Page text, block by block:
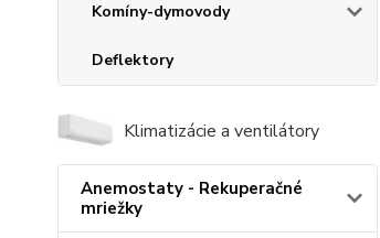
Komíny-dymovody
Deflektory
Klimatizácie a ventilátory
Anemostaty - Rekuperačné
mriežky